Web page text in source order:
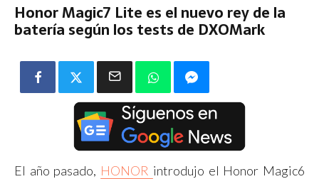
Honor Magic7 Lite es el nuevo rey de la
batería según los tests de DXOMark
El año pasado, HONOR introdujo el Honor Magic6